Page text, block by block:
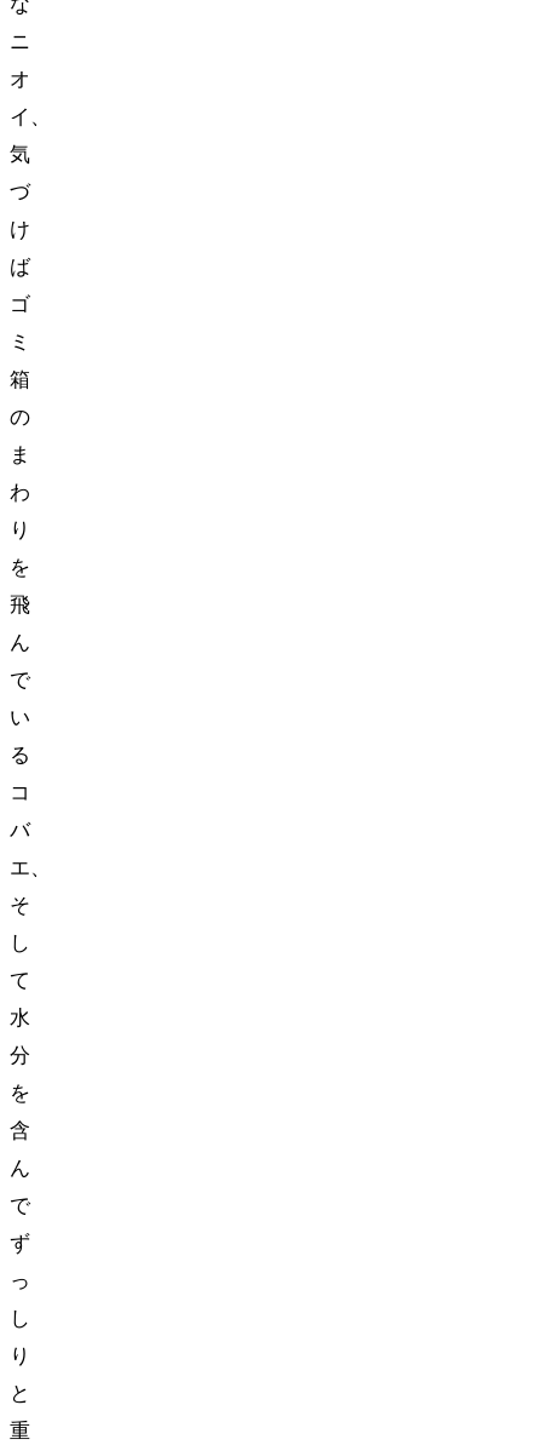
な
ニ
オ
イ、
気
づ
け
ば
ゴ
ミ
箱
の
ま
わ
り
を
飛
ん
で
い
る
コ
バ
エ、
そ
し
て
水
分
を
含
ん
で
ず
っ
し
り
と
重